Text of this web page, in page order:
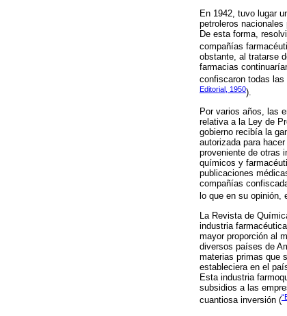
En 1942, tuvo lugar
petroleros
De esta forma,
compañías
obstante, al tratarse
farmacias
confiscaron todas las
Editorial, 1950).
Por varios años, las
relativa a la Ley de
gobierno recibía la
autorizada para
proveniente de otras
químicos y
publicaciones
compañías
lo que en su
La Revista de
industria
mayor proporción al
diversos países de
materias primas que
estableciera en el
Esta industria
subsidios a las
cuantiosa inversión (